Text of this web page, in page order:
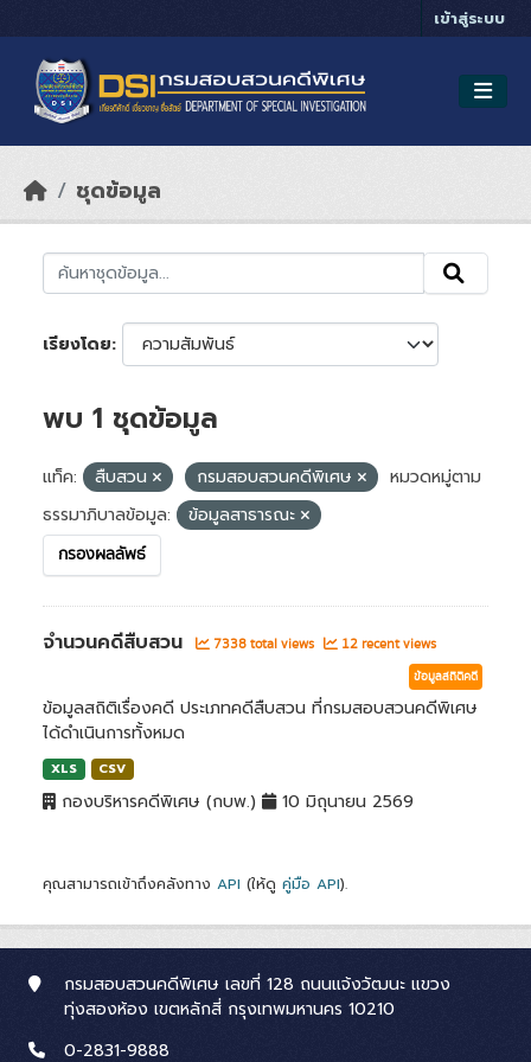
เข้าสู่ระบบ
ชุดข้อมูล
เรียงโดย
พบ 1 ชุดข้อมูล
แท็ค: สืบสวน กรมสอบสวนคดีพิเศษ
หมวดหมู่ตาม
ธรรมาภิบาลข้อมูล:
ข้อมูลสาธารณะ
กรองผลลัพธ์
จำนวนคดีสืบสวน 7338 total views 12 recent views
ข้อมูลสถิติคดี
ข้อมูลสถิติเรื่องคดี ประเภทคดีสืบสวน ที่กรมสอบสวนคดีพิเศษ
ได้ดำเนินการทั้งหมด
XLS CSV
กองบริหารคดีพิเศษ (กบพ.) 10 มิถุนายน 2569
คุณสามารถเข้าถึงคลังทาง API (ให้ดู คู่มือ API).
กรมสอบสวนคดีพิเศษ เลขที่ 128 ถนนแจ้งวัฒนะ แขวง
ทุ่งสองห้อง เขตหลักสี่ กรุงเทพมหานคร 10210
0-2831-9888